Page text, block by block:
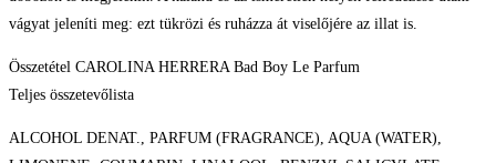
vágyat jeleníti meg: ezt tükrözi és ruházza át viselőjére az illat is.
Összetétel CAROLINA HERRERA Bad Boy Le Parfum
Teljes összetevőlista
ALCOHOL DENAT., PARFUM (FRAGRANCE), AQUA (WATER),